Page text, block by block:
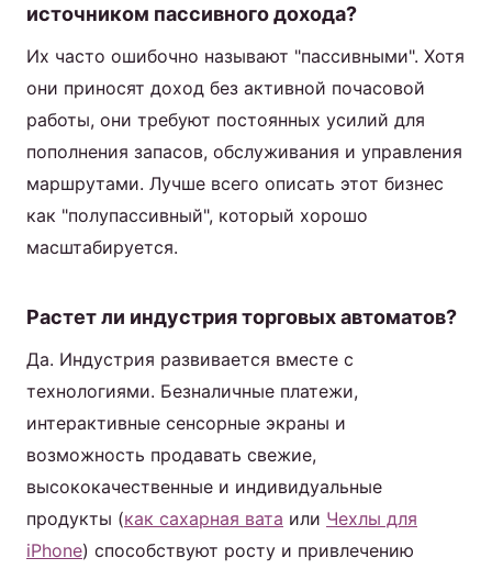
источником пассивного дохода?
Их часто ошибочно называют "пассивными". Хотя
они приносят доход без активной почасовой
работы, они требуют постоянных усилий для
пополнения запасов, обслуживания и управления
маршрутами. Лучше всего описать этот бизнес
как "полупассивный", который хорошо
масштабируется.
Растет ли индустрия торговых автоматов?
Да. Индустрия развивается вместе с
технологиями. Безналичные платежи,
интерактивные сенсорные экраны и
возможность продавать свежие,
высококачественные и индивидуальные
продукты (как сахарная вата или Чехлы для
iPhone) способствуют росту и привлечению